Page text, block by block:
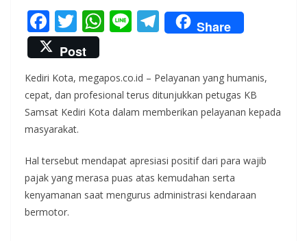
F
ac
e
b
o
o
k
T
w
itt
er
W
s
A
p
Li T
el
gr
a
Share
Post
Kediri Kota, megapos.co.id – Pelayanan yang humanis,
cepat, dan profesional terus ditunjukkan petugas KB
Samsat Kediri Kota dalam memberikan pelayanan kepada
masyarakat.
Hal tersebut mendapat apresiasi positif dari para wajib
pajak yang merasa puas atas kemudahan serta
kenyamanan saat mengurus administrasi kendaraan
bermotor.